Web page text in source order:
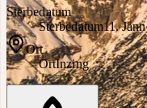
Sterbedatum
Sterbedatum11.
Ort
OrtInzing